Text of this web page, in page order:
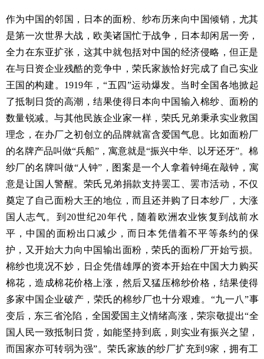
作为中国的邻国，日本的面粉、纱布历来向中国倾销，尤其
是第一次世界大战，欧美诸国忙于战争，日本却闲居一旁，
全力在东亚扩张，这其中就包括对中国的经济侵略，但正是
在与日资企业残酷的竞争中，荣氏家族恰好完成了自己实业
王国的构建。1919年，“五四”运动爆发。当时全国各地掀起
了抵制日货的高潮，结果使得日本向中国输入棉纱、面粉的
数量锐减。与其他民族企业家一样，荣氏兄弟秉承实业救国
理念，在办厂之初创立的品牌就富含爱国气息。比如面粉厂
的名牌产品叫做“兵船”，寓意就是“振兴中华、以牙还牙”。棉
纱厂的名牌叫做“人钟”，图案是一个人拿着钟绳在敲钟，寓
意是让国人警醒。荣氏兄弟捐款支持罢工、罢市活动，不仅
奠定了自己面粉大王的地位，而且还并购了日本纱厂，大涨
国人志气。到20世纪20年代，随着欧洲农业恢复到战前水
平，中国的面粉出口减少，而日本凭借着不平等条约的保
护，又开始大力向中国输出面粉，荣氏的面粉厂开始亏损。
棉纱也境况不妙，日企凭借雄厚的资本开始在中国大力购买
棉花，造成棉花价格上涨，然后又猛压棉纱价格，结果使得
多家中国企业破产，荣氏的棉纱厂也十分艰难。“九一八”事
变后，东三省沦陷，全国爱国主义情绪高涨，荣宗敬提出“全
国人民一致抵制日货，如能坚持到底，则实业有振兴之望，
而国家亦可转弱为强”。荣氏家族的纱厂扩充到9家，拥有工